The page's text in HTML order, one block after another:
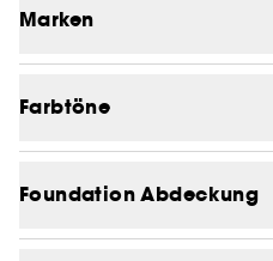
-1.1 1
-1.4 1
-1.5 1
-1.6 2 5/5 167
Marken
Farbtöne
Foundation Abdeckung